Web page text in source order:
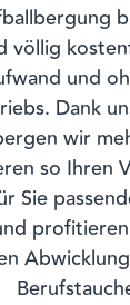
völlig
und
Dank
wir
so Ihren
Sie